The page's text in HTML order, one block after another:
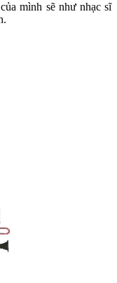
mình sẽ như nhạc sĩ